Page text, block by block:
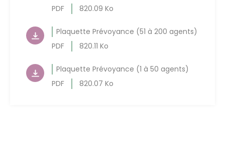
PDF
820.09 Ko
Plaquette Prévoyance (51 à 200 agents)
PDF
820.11 Ko
Plaquette Prévoyance (1 à 50 agents)
PDF
820.07 Ko